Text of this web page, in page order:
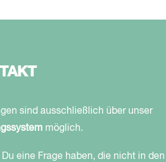
sind ausschließlich über unser
möglich.
eine Frage haben, die nicht in den